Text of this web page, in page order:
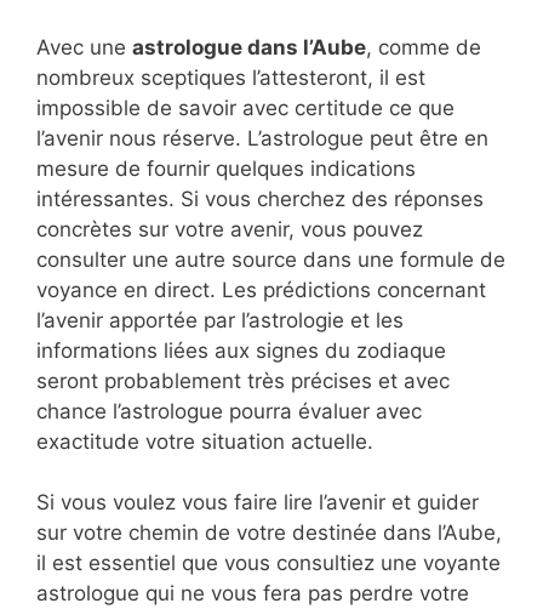
Avec une astrologue dans l’Aube, comme de
nombreux sceptiques l’attesteront, il est
impossible de savoir avec certitude ce que
l’avenir nous réserve. L’astrologue peut être en
mesure de fournir quelques indications
intéressantes. Si vous cherchez des réponses
concrètes sur votre avenir, vous pouvez
consulter une autre source dans une formule de
voyance en direct. Les prédictions concernant
l’avenir apportée par l’astrologie et les
informations liées aux signes du zodiaque
seront probablement très précises et avec
chance l’astrologue pourra évaluer avec
exactitude votre situation actuelle.
Si vous voulez vous faire lire l’avenir et guider
sur votre chemin de votre destinée dans l’Aube,
il est essentiel que vous consultiez une voyante
astrologue qui ne vous fera pas perdre votre